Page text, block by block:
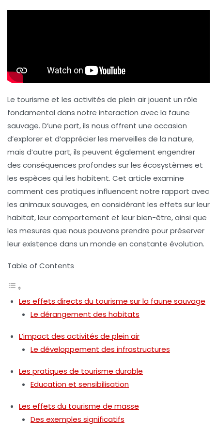
Le tourisme et les activités de plein air jouent un rôle
fondamental dans notre interaction avec la faune
sauvage. D’une part, ils nous offrent une occasion
d’explorer et d’apprécier les merveilles de la nature,
mais d’autre part, ils peuvent également engendrer
des conséquences profondes sur les écosystèmes et
les espèces qui les habitent. Cet article examine
comment ces pratiques influencent notre rapport avec
les animaux sauvages, en considérant les effets sur leur
habitat, leur comportement et leur bien-être, ainsi que
les mesures que nous pouvons prendre pour préserver
leur existence dans un monde en constante évolution.
Table of Contents
Les effets directs du tourisme sur la faune sauvage
Le dérangement des habitats
L’impact des activités de plein air
Le développement des infrastructures
Les pratiques de tourisme durable
Education et sensibilisation
Les effets du tourisme de masse
Des exemples significatifs